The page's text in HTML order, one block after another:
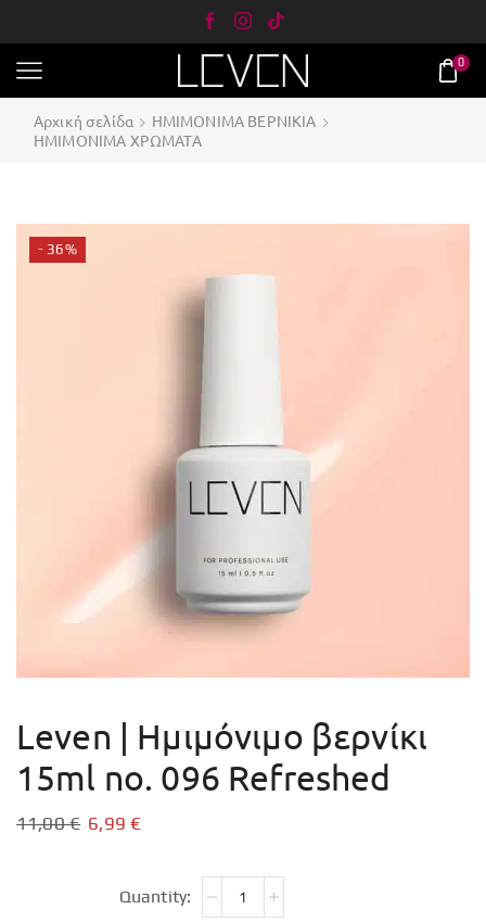
0
Αρχική σελίδα
ΗΜΙΜΟΝΙΜΑ ΒΕΡΝΙΚΙΑ
ΗΜΙΜΟΝΙΜΑ ΧΡΩΜΑΤΑ
- 36%
Leven | Ημιμόνιμο βερνίκι
15ml no. 096 Refreshed
11,00€ 6,99€